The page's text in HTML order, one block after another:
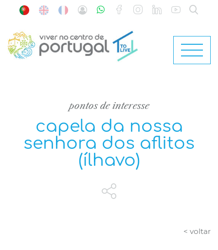
pontos de interesse
capela da nossa
senhora dos aflitos
(ílhavo)
< voltar